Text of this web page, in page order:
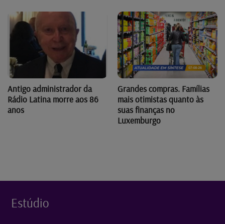
Antigo administrador da
Rádio Latina morre aos 86
anos
Grandes compras. Famílias
mais otimistas quanto às
suas finanças no
Luxemburgo
Estúdio